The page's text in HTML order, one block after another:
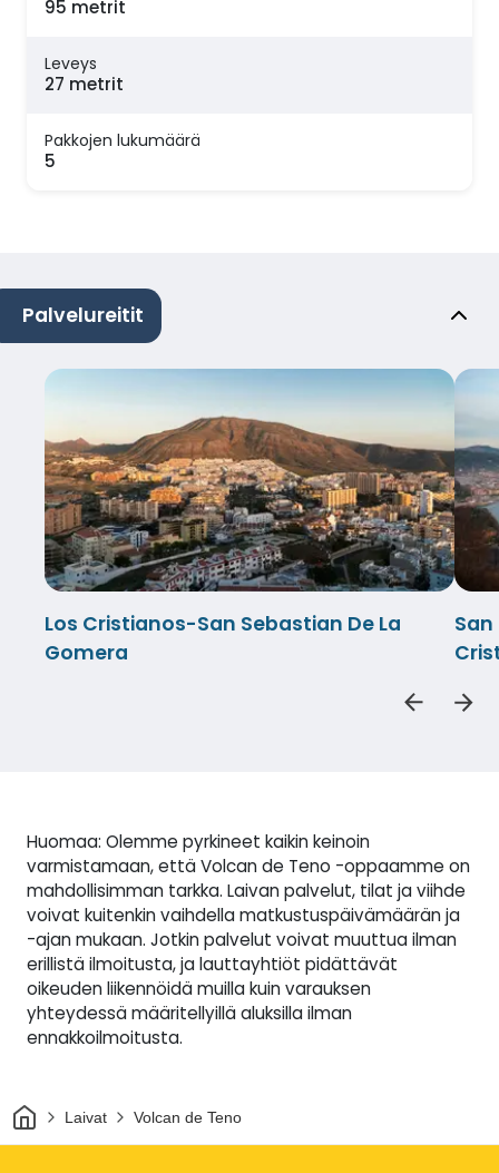
95 metrit
Leveys
27 metrit
Pakkojen lukumäärä
5
Palvelureitit
Los Cristianos-San Sebastian De La
Gomera
Huomaa: Olemme pyrkineet kaikin keinoin
varmistamaan, että Volcan de Teno -oppaamme on
mahdollisimman tarkka. Laivan palvelut, tilat ja viihde
voivat kuitenkin vaihdella matkustuspäivämäärän ja
-ajan mukaan. Jotkin palvelut voivat muuttua ilman
erillistä ilmoitusta, ja lauttayhtiöt pidättävät
oikeuden liikennöidä muilla kuin varauksen
yhteydessä määritellyillä aluksilla ilman
ennakkoilmoitusta.
Kotiin Laivat Volcan de Teno